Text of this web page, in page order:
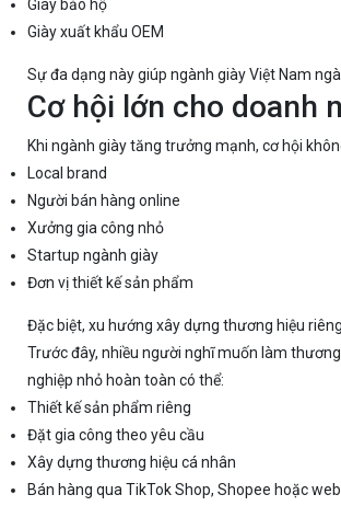
Giày bảo hộ
Giày xuất khẩu OEM
Sự đa dạng này giúp ngành giày Việt Nam
Cơ hội lớn cho doanh
Khi ngành giày tăng trưởng mạnh, cơ hội
Local brand
Người bán hàng online
Xưởng gia công nhỏ
Startup ngành giày
Đơn vị thiết kế sản phẩm
Đặc biệt, xu hướng xây dựng thương hiệu
Trước đây, nhiều người nghĩ muốn làm
nghiệp nhỏ hoàn toàn có thể:
Thiết kế sản phẩm riêng
Đặt gia công theo yêu cầu
Xây dựng thương hiệu cá nhân
Bán hàng qua TikTok Shop, Shopee hoặc